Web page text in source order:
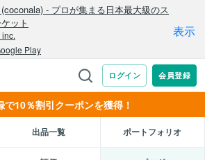
で10％割引クーポンを獲得！
出品一覧 ポートフォリオ